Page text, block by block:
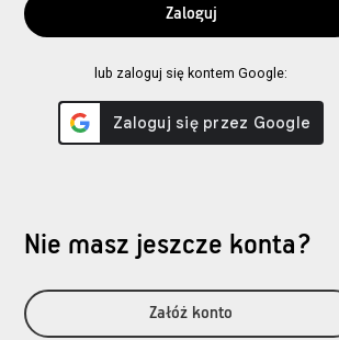
lub zaloguj się kontem Google:
Nie masz jeszcze konta?
Załóż konto